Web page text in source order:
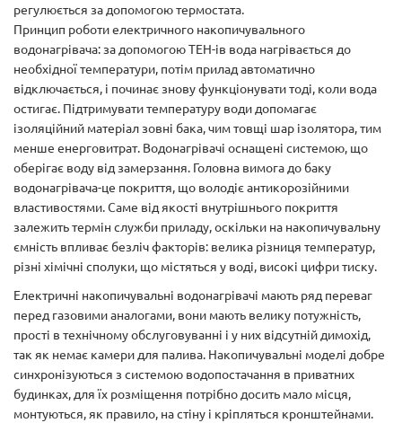
регулюється за допомогою термостата.
Принцип роботи електричного накопичувального
водонагрівача: за допомогою ТЕН-ів вода нагрівається до
необхідної температури, потім прилад автоматично
відключається, і починає знову функціонувати тоді, коли вода
остигає. Підтримувати температуру води допомагає
ізоляційний матеріал зовні бака, чим товщі шар ізолятора, тим
менше енерговитрат. Водонагрівачі оснащені системою, що
оберігає воду від замерзання. Головна вимога до баку
водонагрівача-це покриття, що володіє антикорозійними
властивостями. Саме від якості внутрішнього покриття
залежить термін служби приладу, оскільки на накопичувальну
ємність впливає безліч факторів: велика різниця температур,
різні хімічні сполуки, що містяться у воді, високі цифри тиску.
Електричні накопичувальні водонагрівачі мають ряд переваг
перед газовими аналогами, вони мають велику потужність,
прості в технічному обслуговуванні і у них відсутній димохід,
так як немає камери для палива. Накопичувальні моделі добре
синхронізуються з системою водопостачання в приватних
будинках, для їх розміщення потрібно досить мало місця,
монтуються, як правило, на стіну і кріпляться кронштейнами.